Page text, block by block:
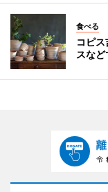
食べる
コピ
スな